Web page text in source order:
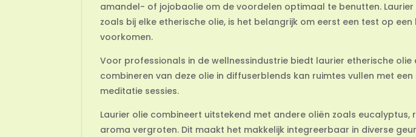
amandel- of jojobaolie om de voordelen optimaal te benutten.
zoals bij elke etherische olie, is het belangrijk om eerst een test op
voorkomen.
Voor professionals in de wellnessindustrie biedt laurier etherische
combineren van deze olie in diffuserblends kan ruimtes vullen met
meditatie sessies.
Laurier olie combineert uitstekend met andere oliën zoals
aroma vergroten. Dit maakt het makkelijk integreerbaar in diverse